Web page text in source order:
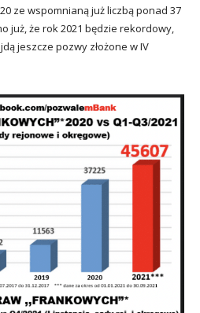
ze wspomnianą już liczbą ponad 37
już, że rok 2021 będzie rekordowy,
jeszcze pozwy złożone w IV